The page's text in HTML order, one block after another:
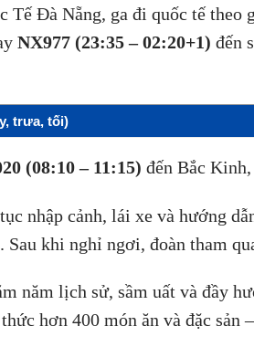
Tế Đà Nẵng, ga đi quốc tế theo
NX977 (23:35 – 02:20+1) đến
trưa, tối)
(08:10 – 11:15)đến Bắc
nhập cảnh, lái xe và hướng
Sau khi nghỉ ngơi, đoàn tham
năm lịch sử, sầm uất và đầy
hơn 400 món ăn và đặc sản